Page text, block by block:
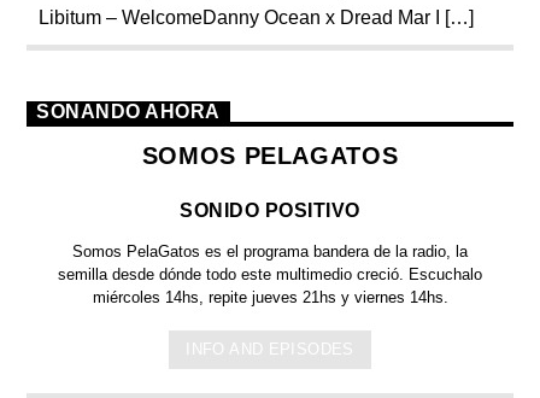
Libitum – WelcomeDanny Ocean x Dread Mar I […]
SONANDO AHORA
SOMOS PELAGATOS
SONIDO POSITIVO
Somos PelaGatos es el programa bandera de la radio, la
semilla desde dónde todo este multimedio creció. Escuchalo
miércoles 14hs, repite jueves 21hs y viernes 14hs.
INFO AND EPISODES